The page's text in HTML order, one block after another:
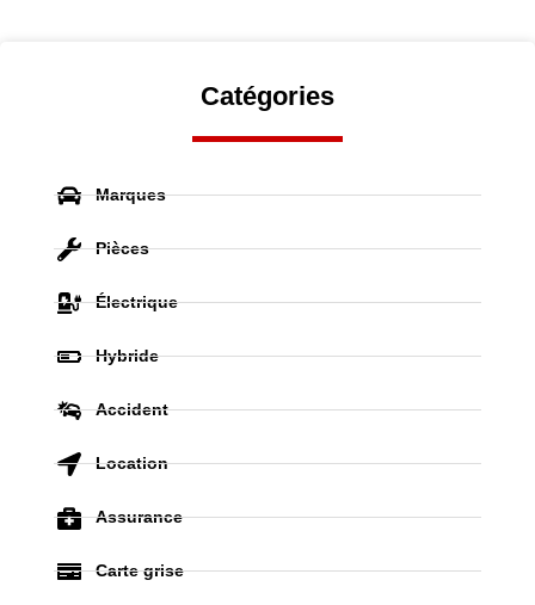
Catégories
Marques
Pièces
Électrique
Hybride
Accident
Location
Assurance
Carte grise